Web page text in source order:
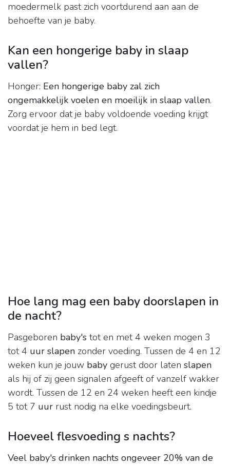
moedermelk past zich voortdurend aan aan de
behoefte van je baby.
Kan een hongerige baby in slaap
vallen?
Honger: Een hongerige baby zal zich
ongemakkelijk voelen en moeilijk in slaap vallen.
Zorg ervoor dat je baby voldoende voeding krijgt
voordat je hem in bed legt.
Hoe lang mag een baby doorslapen in
de nacht?
Pasgeboren baby's tot en met 4 weken mogen 3
tot 4 uur slapen zonder voeding. Tussen de 4 en 12
weken kun je jouw baby gerust door laten slapen
als hij of zij geen signalen afgeeft of vanzelf wakker
wordt. Tussen de 12 en 24 weken heeft een kindje
5 tot 7 uur rust nodig na elke voedingsbeurt.
Hoeveel flesvoeding s nachts?
Veel baby's drinken nachts ongeveer 20% van de